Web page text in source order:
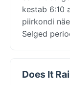
kestab 6:10
piirkondi
Selged
Does It